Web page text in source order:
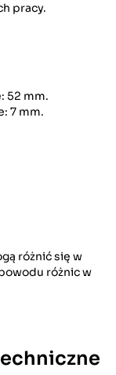
pracy.
52 mm.
7 mm.
różnić się w
różnic w